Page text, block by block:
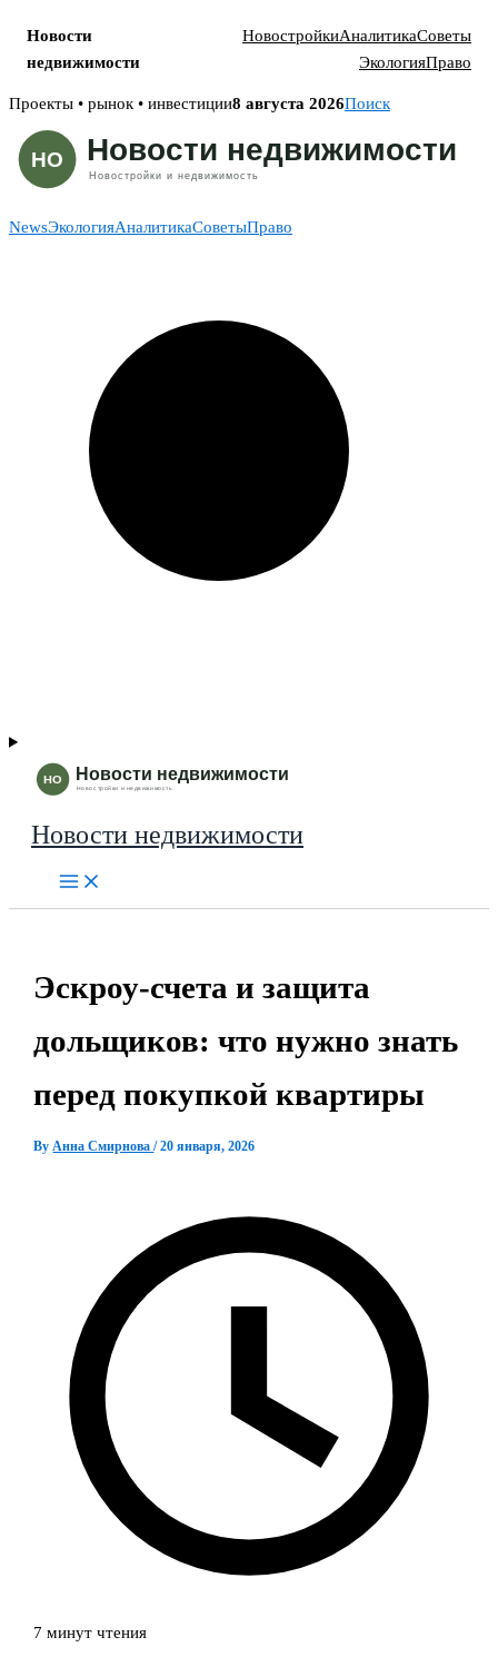
Новости
недвижимости
НовостройкиАналитикаСоветы
ЭкологияПраво
Skip
content
Проекты • рынок • инвестиции8 августа 2026Поиск
NewsЭкологияАналитикаСоветыПраво
Новости недвижимости
Эскроу-счета и защита
дольщиков: что нужно знать
перед покупкой квартиры
ByАнна Смирнова/20 января, 2026
7 минут чтения